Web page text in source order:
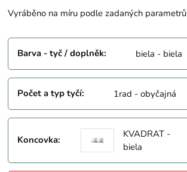
Vyráběno na míru podle zadaných parametrů
Barva - tyč / doplněk: biela - biela
Počet a typ tyčí: 1rad - obyčajná
Koncovka:
KVADRAT -
biela